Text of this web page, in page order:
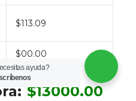
$113.09
$00.00
$13000.00
ayuda?